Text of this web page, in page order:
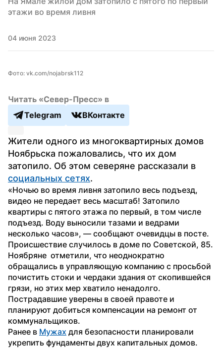
этажи во время ливня
04 июня 2023
Фото: vk.com/nojabrsk112
Читать «Север-Пресс» в
Telegram
ВКонтакте
Жители одного из многоквартирных домов
Ноябрьска пожаловались, что их дом
социальных сетях.
«Ночью во время ливня затопило весь подъезд,
видео не передает весь масштаб! Затопило
квартиры с пятого этажа по первый, в том числе
подъезд. Воду выносили тазами и ведрами
несколько часов», — сообщают очевидцы в посте.
Происшествие случилось в доме по Советской, 85.
Ноябряне  отметили, что неоднократно
обращались в управляющую компанию с просьбой
почистить стоки и чердаки здания от скопившейся
грязи, но этих мер хватило ненадолго.
Пострадавшие уверены в своей правоте и
планируют добиться компенсации на ремонт от
коммунальщиков.
Ранее в Мужах для безопасности планировали
укрепить фундаменты двух капитальных домов.